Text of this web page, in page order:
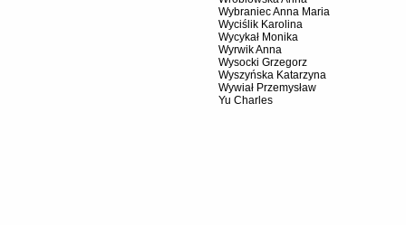
Wybraniec Anna Maria
Wyciślik Karolina
Wycykał Monika
Wyrwik Anna
Wysocki Grzegorz
Wyszyńska Katarzyna
Wywiał Przemysław
Yu Charles